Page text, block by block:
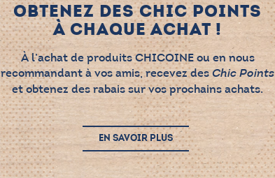
À l’achat de produits CHICOINE ou en nous
recommandant à vos amis, recevez des Chic Points
et obtenez des rabais sur vos prochains achats.
OBTENEZ DES CHIC POINTS
À CHAQUE ACHAT !
EN SAVOIR PLUS